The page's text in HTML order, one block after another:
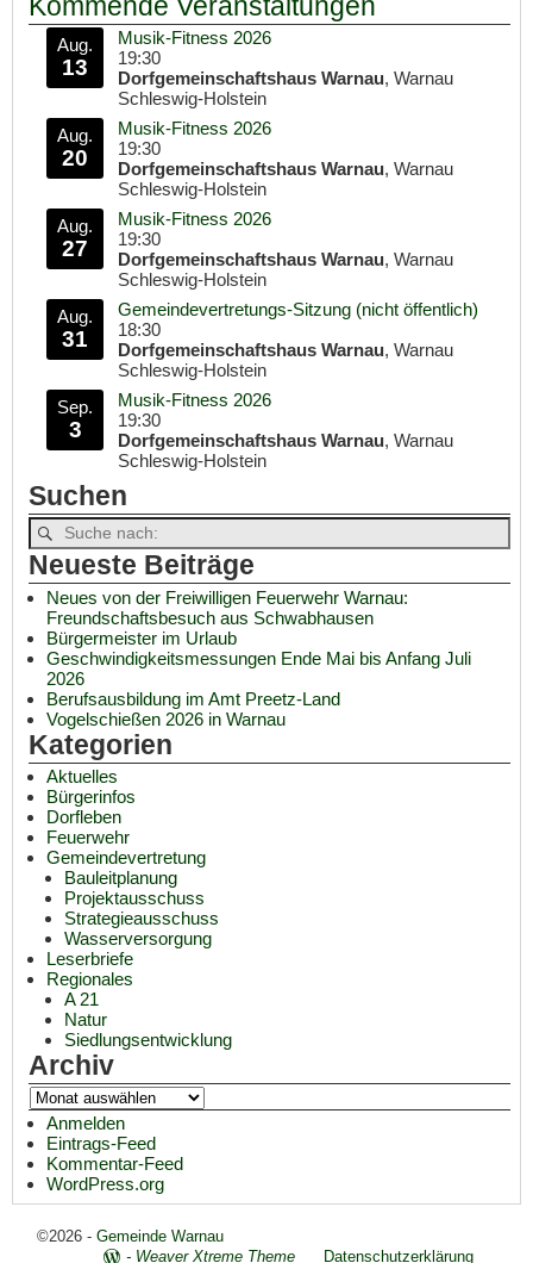
Kommende Veranstaltungen
Aug.
13
Musik-Fitness 2026
19:30
Dorfgemeinschaftshaus Warnau, Warnau
Schleswig-Holstein
Aug.
20
Musik-Fitness 2026
19:30
Dorfgemeinschaftshaus Warnau, Warnau
Schleswig-Holstein
Aug.
27
Musik-Fitness 2026
19:30
Dorfgemeinschaftshaus Warnau, Warnau
Schleswig-Holstein
Aug.
31
Gemeindevertretungs-Sitzung (nicht öffentlich)
18:30
Dorfgemeinschaftshaus Warnau, Warnau
Schleswig-Holstein
Sep.
3
Musik-Fitness 2026
19:30
Dorfgemeinschaftshaus Warnau, Warnau
Schleswig-Holstein
Suchen
Neueste Beiträge
Neues von der Freiwilligen Feuerwehr Warnau:
Freundschaftsbesuch aus Schwabhausen
Bürgermeister im Urlaub
Geschwindigkeitsmessungen Ende Mai bis Anfang Juli
2026
Berufsausbildung im Amt Preetz-Land
Vogelschießen 2026 in Warnau
Kategorien
Aktuelles
Bürgerinfos
Dorfleben
Feuerwehr
Gemeindevertretung
Bauleitplanung
Projektausschuss
Strategieausschuss
Wasserversorgung
Leserbriefe
Regionales
A 21
Natur
Siedlungsentwicklung
Archiv
Anmelden
Eintrags-Feed
Kommentar-Feed
WordPress.org
©2026 - Gemeinde Warnau
- Weaver Xtreme Theme Datenschutzerklärung